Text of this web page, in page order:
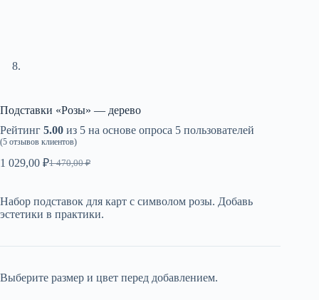
Подставки «Розы» — дерево
Рейтинг 5.00 из 5 на основе опроса 5 пользователей
(5 отзывов клиентов)
1 470,00₽
Первоначальная
1
470,00 ₽.
1 029,00 ₽
Текущая
029,00 ₽.
Набор подставок для карт с символом розы. Добавь
эстетики в практики.
Выберите размер и цвет перед добавлением.